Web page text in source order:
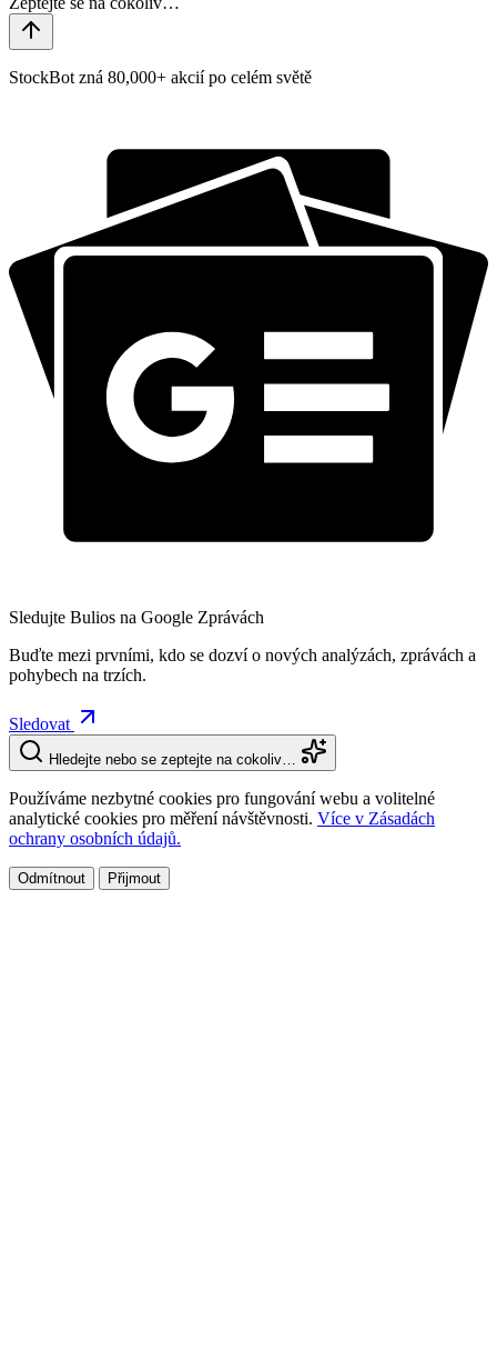
StockBot zná 80,000+ akcií po celém světě
Sledujte Bulios na Google Zprávách
Buďte mezi prvními, kdo se dozví o nových analýzách, zprávách a
pohybech na trzích.
Sledovat
Hledejte nebo se zeptejte na cokoliv…
Používáme nezbytné cookies pro fungování webu a volitelné
analytické cookies pro měření návštěvnosti. Více v Zásadách
ochrany osobních údajů.
Odmítnout Přijmout